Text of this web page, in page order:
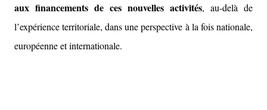
aux financements de ces nouvelles activités, au-delà de
l’expérience territoriale, dans une perspective à la fois nationale,
européenne et internationale.